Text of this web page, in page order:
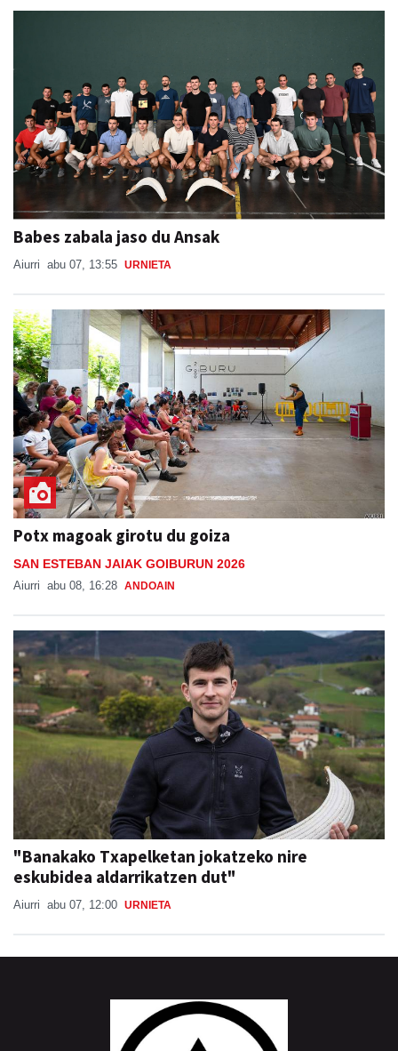
Babes zabala jaso du Ansak
Aiurri abu 07, 13:55 URNIETA
Potx magoak girotu du goiza
SAN ESTEBAN JAIAK GOIBURUN 2026
Aiurri abu 08, 16:28 ANDOAIN
"Banakako Txapelketan jokatzeko nire
eskubidea aldarrikatzen dut"
Aiurri abu 07, 12:00 URNIETA